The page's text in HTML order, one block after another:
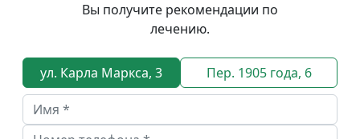
Вы получите рекомендации по
лечению.
ул. Карла Маркса, 3 Пер. 1905 года, 6